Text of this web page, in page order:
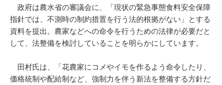
政府は農水省の審議会に、「現状の緊急事態食料安全保障
指針では、不測時の制約措置を行う法的根拠がない」とする
資料を提出。農家などへの命令を行うための法律が必要だと
して、法整備を検討していることを明らかにしています。
田村氏は、「花農家にコメやイモを作るよう命令したり、
価格統制や配給制など、強制力を伴う新法を整備する方針だ